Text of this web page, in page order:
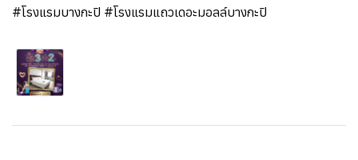
#โรงแรมบางกะปิ #โรงแรมแถวเดอะมอลล์บางกะปิ